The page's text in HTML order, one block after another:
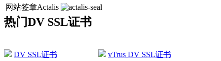
网站签章Actalis
热门DV SSL证书
DV SSL证书 vTrus DV SSL证书